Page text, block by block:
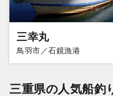
三幸丸
鳥羽市／石鏡漁港
三重県の人気船釣